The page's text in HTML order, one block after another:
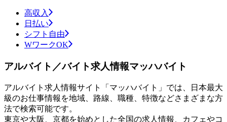
高収入
日払い
シフト自由
WワークOK
アルバイト／バイト求人情報マッハバイト
アルバイト求人情報サイト「マッハバイト」では、日本最大
級のお仕事情報を地域、路線、職種、特徴などさまざまな方
法で検索可能です。
東京や大阪、京都を始めとした全国の求人情報、カフェやコ